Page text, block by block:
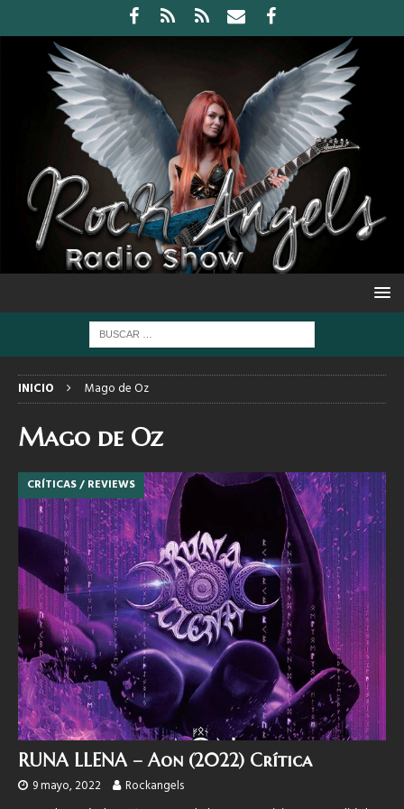
INICIO Mago de Oz
Mago de Oz
CRÍTICAS / REVIEWS
RUNA LLENA – Aon (2022) Crítica
9 mayo, 2022 Rockangels